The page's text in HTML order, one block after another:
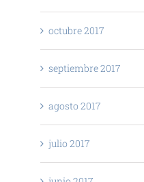
octubre 2017
septiembre 2017
agosto 2017
julio 2017